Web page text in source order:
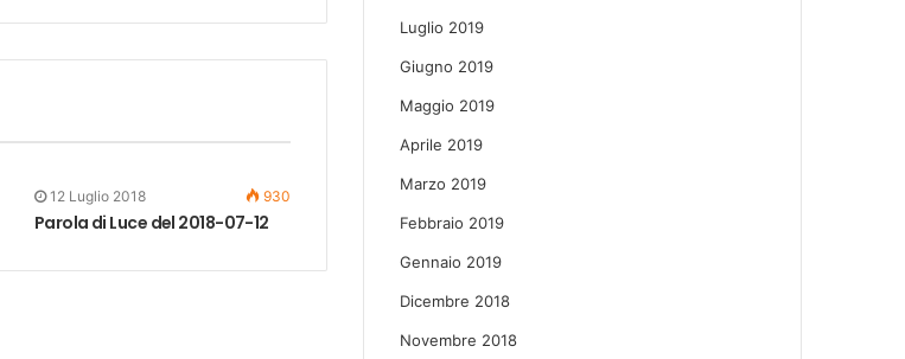
12 Luglio 2018 930
Parola di Luce del 2018-07-12
Luglio 2019
Giugno 2019
Maggio 2019
Aprile 2019
Marzo 2019
Febbraio 2019
Gennaio 2019
Dicembre 2018
Novembre 2018